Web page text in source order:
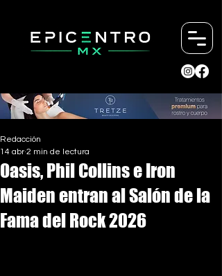
Oasis, Phil Collins e Iron
Maiden entran al Salón de la
Fama del Rock 2026
Redacción
14 abr 2 min de lectura